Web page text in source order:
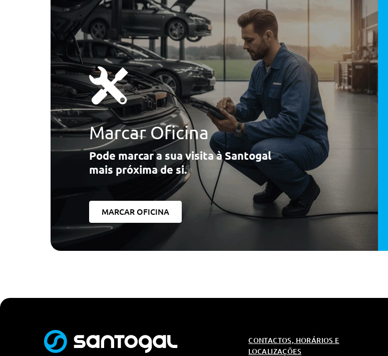
Esc - Programa De Controlo Electrónico De Estabilidade
Sistema De Aviso Da Pressao Dos Pneus
Cruise Control Com Funçao De Limitador Programavel De Velocidade
Audi Pre Sense Front P/ Alerta De Colisao Iminente C/ Funçao Trav. Aut. C/ Det. Veic., Peoes E Cicl.
Aviso De Saida Involuntaria De Faixa Com Funçao De Intervençao Correctiva Na Direcçao
Farois Em Led E Farois Traseiros Com Elementos Incandescentes
Abs - Sistema De Travagem Anti-Bloqueio
Farois De Xenon Com Luzes De Dia Led E Farois De Nevoeiro Integrados
Conforto/Interior e Exterior
Iluminaçao Interior
Bancos Dianteiros Standart
Bancos Dianteiros Regulaveis Manualmente
Ar Condicionado Manual
Retrovisores Exteriores Electricos Aquecidos
Bancos Dianteiros Regulaveis Em Altura
Retrovisor Interior Anti-Encandeamento Manual
Tapetes Dianteiros E Traseiros
Marcar Oficina
Pode marcar a sua visita à Santogal
mais próxima de si.
MARCAR OFICINA
CONTACTOS, HORÁRIOS E
LOCALIZAÇÕES